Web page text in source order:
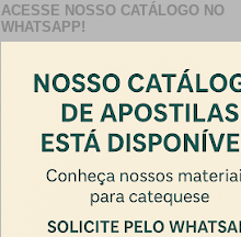
ACESSE NOSSO CATÁLOGO NO
WHATSAPP!